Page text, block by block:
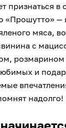
признаться
«Прошутто» —
мяса,
с
розмарином
и
надолго!